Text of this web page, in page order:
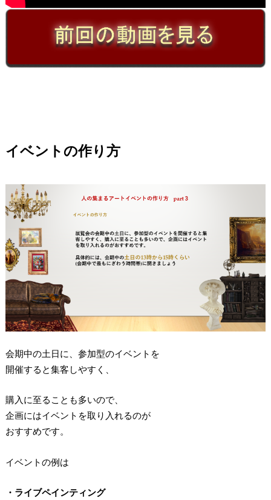
イベントの作り方
会期中の土日に、参加型のイベントを
開催すると集客しやすく、
購入に至ることも多いので、
企画にはイベントを取り入れるのが
おすすめです。
イベントの例は
・ライブペインティング